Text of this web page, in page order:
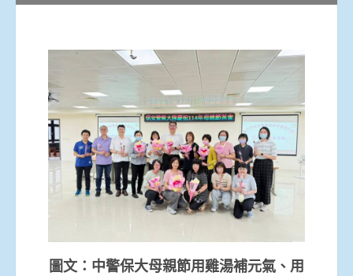
圖文：中警保大母親節用雞湯補元氣、用